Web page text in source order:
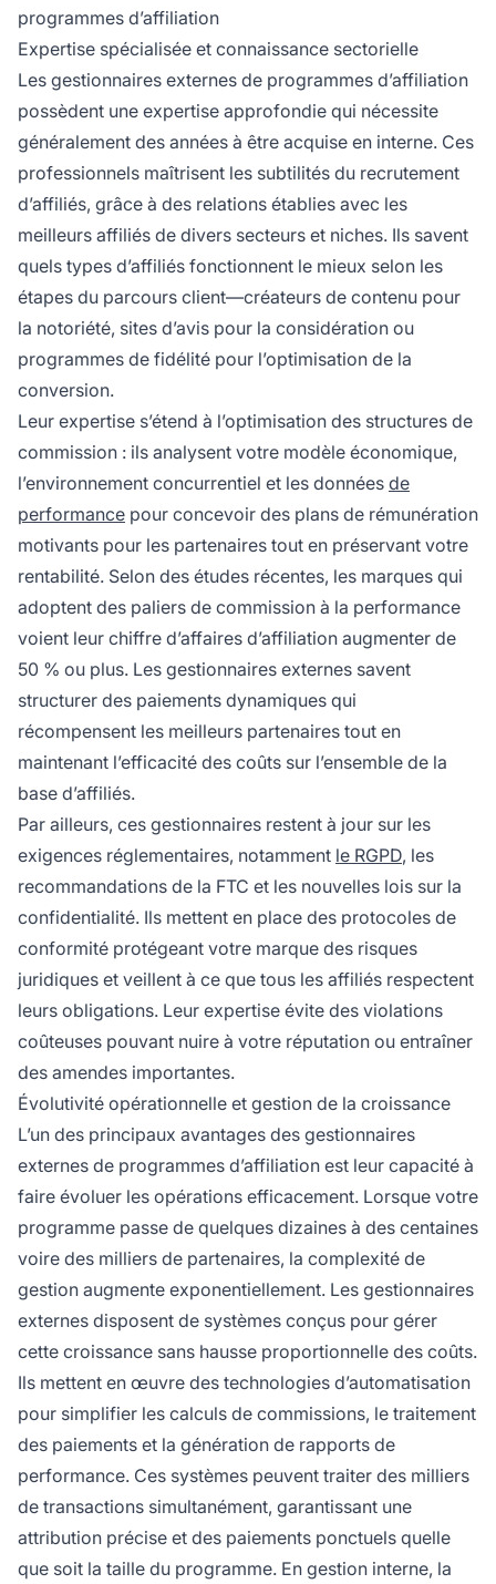
programmes d’affiliation
Expertise spécialisée et connaissance sectorielle
Les gestionnaires externes de programmes d’affiliation
possèdent une expertise approfondie qui nécessite
généralement des années à être acquise en interne. Ces
professionnels maîtrisent les subtilités du recrutement
d’affiliés, grâce à des relations établies avec les
meilleurs affiliés de divers secteurs et niches. Ils savent
quels types d’affiliés fonctionnent le mieux selon les
étapes du parcours client—créateurs de contenu pour
la notoriété, sites d’avis pour la considération ou
programmes de fidélité pour l’optimisation de la
conversion.
Leur expertise s’étend à l’optimisation des structures de
commission : ils analysent votre modèle économique,
l’environnement concurrentiel et les données de
performance pour concevoir des plans de rémunération
motivants pour les partenaires tout en préservant votre
rentabilité. Selon des études récentes, les marques qui
adoptent des paliers de commission à la performance
voient leur chiffre d’affaires d’affiliation augmenter de
50 % ou plus. Les gestionnaires externes savent
structurer des paiements dynamiques qui
récompensent les meilleurs partenaires tout en
maintenant l’efficacité des coûts sur l’ensemble de la
base d’affiliés.
Par ailleurs, ces gestionnaires restent à jour sur les
exigences réglementaires, notamment le RGPD, les
recommandations de la FTC et les nouvelles lois sur la
confidentialité. Ils mettent en place des protocoles de
conformité protégeant votre marque des risques
juridiques et veillent à ce que tous les affiliés respectent
leurs obligations. Leur expertise évite des violations
coûteuses pouvant nuire à votre réputation ou entraîner
des amendes importantes.
Évolutivité opérationnelle et gestion de la croissance
L’un des principaux avantages des gestionnaires
externes de programmes d’affiliation est leur capacité à
faire évoluer les opérations efficacement. Lorsque votre
programme passe de quelques dizaines à des centaines
voire des milliers de partenaires, la complexité de
gestion augmente exponentiellement. Les gestionnaires
externes disposent de systèmes conçus pour gérer
cette croissance sans hausse proportionnelle des coûts.
Ils mettent en œuvre des technologies d’automatisation
pour simplifier les calculs de commissions, le traitement
des paiements et la génération de rapports de
performance. Ces systèmes peuvent traiter des milliers
de transactions simultanément, garantissant une
attribution précise et des paiements ponctuels quelle
que soit la taille du programme. En gestion interne, la